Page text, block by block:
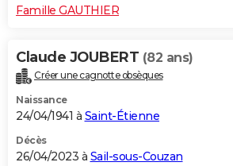
Famille GAUTHIER
Claude JOUBERT (82 ans)
Créer une cagnotte obsèques
Naissance
24/04/1941 à Saint-Étienne
Décès
26/04/2023 à Sail-sous-Couzan